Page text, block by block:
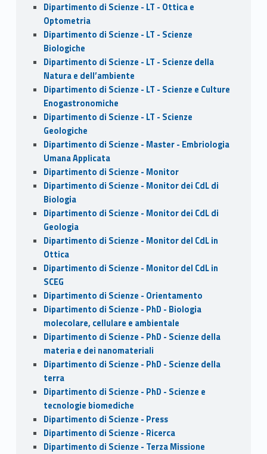
Dipartimento di Scienze - LT - Ottica e
Optometria
Dipartimento di Scienze - LT - Scienze
Biologiche
Dipartimento di Scienze - LT - Scienze della
Natura e dell’ambiente
Dipartimento di Scienze - LT - Scienze e Culture
Enogastronomiche
Dipartimento di Scienze - LT - Scienze
Geologiche
Dipartimento di Scienze - Master - Embriologia
Umana Applicata
Dipartimento di Scienze - Monitor
Dipartimento di Scienze - Monitor dei CdL di
Biologia
Dipartimento di Scienze - Monitor dei CdL di
Geologia
Dipartimento di Scienze - Monitor del CdL in
Ottica
Dipartimento di Scienze - Monitor del CdL in
SCEG
Dipartimento di Scienze - Orientamento
Dipartimento di Scienze - PhD - Biologia
molecolare, cellulare e ambientale
Dipartimento di Scienze - PhD - Scienze della
materia e dei nanomateriali
Dipartimento di Scienze - PhD - Scienze della
terra
Dipartimento di Scienze - PhD - Scienze e
tecnologie biomediche
Dipartimento di Scienze - Press
Dipartimento di Scienze - Ricerca
Dipartimento di Scienze - Terza Missione